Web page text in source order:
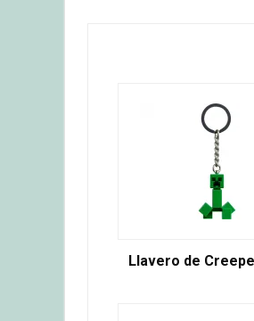
Llavero de